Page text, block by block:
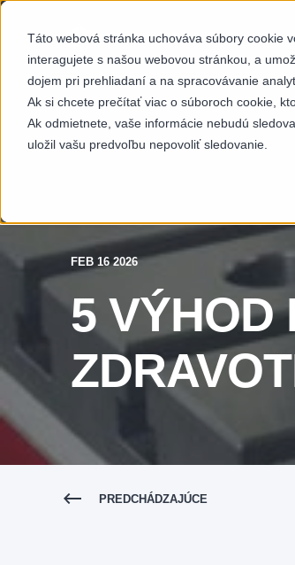
Táto webová stránka uchováva súbory cookie
interagujete s našou webovou stránkou, a
dojem pri prehliadaní a na spracovávanie
Ak si chcete prečítať viac o súboroch cookie,
Ak odmietnete, vaše informácie nebudú
uložil vašu predvoľbu nepovoliť sledovanie.
FEB 16 2026
5 VÝHOD
PREDCHÁDZAJÚCE